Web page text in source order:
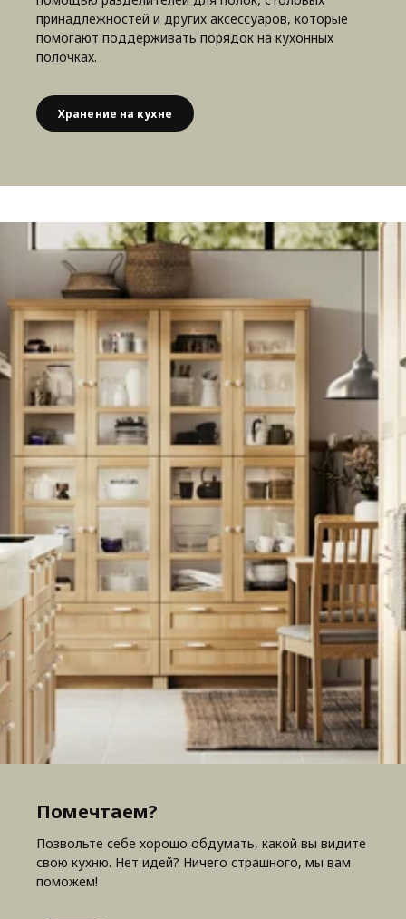
принадлежностей и других аксессуаров, которые
помогают поддерживать порядок на кухонных
полочках.
Хранение на кухне
Помечтаем?
Позвольте себе хорошо обдумать, какой вы видите
свою кухню. Нет идей? Ничего страшного, мы вам
поможем!